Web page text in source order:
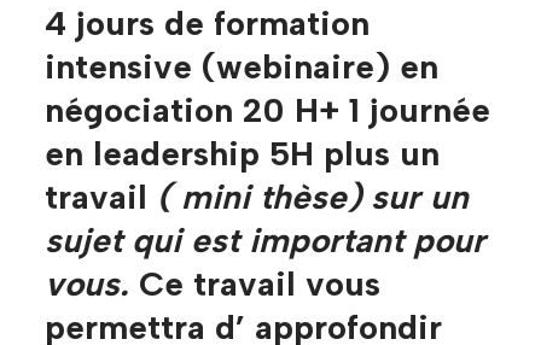
4 jours de formation
intensive (webinaire) en
négociation 20 H+ 1 journée
en leadership 5H plus un
travail ( mini thèse) sur un
sujet qui est important pour
vous. Ce travail vous
permettra d’ approfondir